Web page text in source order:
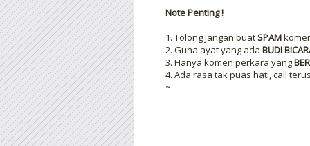
Note Penting !
1. Tolong jangan buatSPAM
2. Guna ayat yang ada BUDI
3. Hanya komen perkara yang
4. Ada rasa tak puas hati, call
~